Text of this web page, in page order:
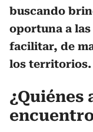
buscando
oportuna a
facilitar, de
los territorios.
¿Quiénes